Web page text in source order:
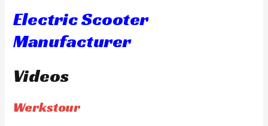
Electric Scooter
Manufacturer
Videos
Werkstour